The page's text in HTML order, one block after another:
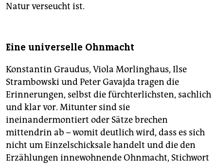
Natur verseucht ist.
Eine universelle Ohnmacht
Konstantin Graudus, Viola Morlinghaus, Ilse
Strambowski und Peter Gavajda tragen die
Erinnerungen, selbst die fürchterlichsten, sachlich
und klar vor. Mitunter sind sie
ineinandermontiert oder Sätze brechen
mittendrin ab – womit deutlich wird, dass es sich
nicht um Einzelschicksale handelt und die den
Erzählungen innewohnende Ohnmacht, Stichwort